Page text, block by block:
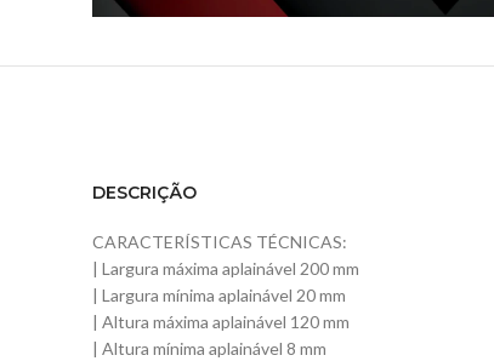
DESCRIÇÃO
CARACTERÍSTICAS TÉCNICAS:
| Largura máxima aplainável 200 mm
| Largura mínima aplainável 20 mm
| Altura máxima aplainável 120 mm
| Altura mínima aplainável 8 mm